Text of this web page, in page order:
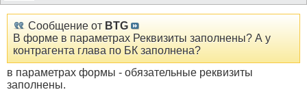
Сообщение от BTG
В форме в параметрах Реквизиты заполнены? А у
контрагента глава по БК заполнена?
в параметрах формы - обязательные реквизиты
заполнены.